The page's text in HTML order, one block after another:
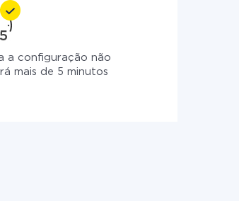
a configuração não
mais de 5 minutos